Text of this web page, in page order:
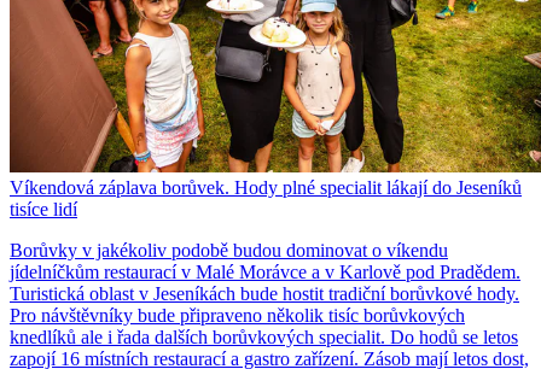
Víkendová záplava borůvek. Hody plné specialit lákají do Jeseníků
tisíce lidí
Borůvky v jakékoliv podobě budou dominovat o víkendu
jídelníčkům restaurací v Malé Morávce a v Karlově pod Pradědem.
Turistická oblast v Jeseníkách bude hostit tradiční borůvkové hody.
Pro návštěvníky bude připraveno několik tisíc borůvkových
knedlíků ale i řada dalších borůvkových specialit. Do hodů se letos
zapojí 16 místních restaurací a gastro zařízení. Zásob mají letos dost,